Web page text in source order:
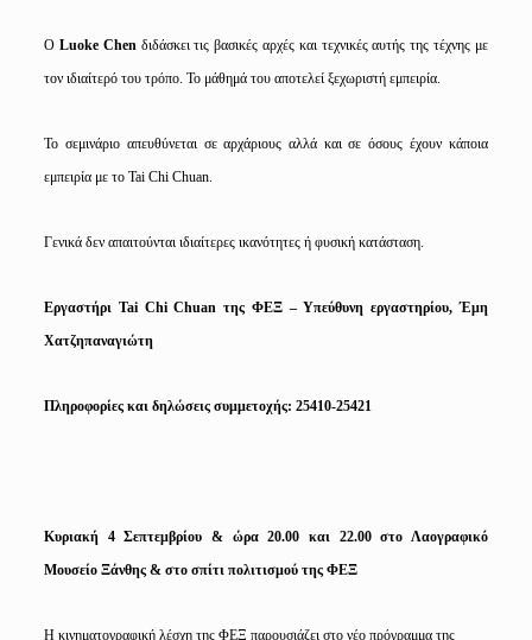
O Luoke Chen διδάσκει τις βασικές αρχές και τεχνικές αυτής της τέχνης με
τον ιδιαίτερό του τρόπο. Το μάθημά του αποτελεί ξεχωριστή εμπειρία.
Το σεμινάριο απευθύνεται σε αρχάριους αλλά και σε όσους έχουν κάποια
εμπειρία με τοTai Chi Chuan
Γενικά δεν απαιτούνται ιδιαίτερες ικανότητες ή φυσική κατάσταση.
ΕργαστήριTai Chi Chuan της ΦΕΞ – Υπεύθυνη εργαστηρίου, Έμη
Χατζηπαναγιώτη
Πληροφορίες και δηλώσεις συμμετοχής: 25410-25421
Κυριακή 4 Σεπτεμβρίου & ώρα 20.00 και 22.00 στο Λαογραφικό
Μουσείο Ξάνθης & στο σπίτι πολιτισμού της ΦΕΞ
Η κινηματογραφική λέσχη της ΦΕΞ παρουσιάζει στο νέο πρόγραμμα της